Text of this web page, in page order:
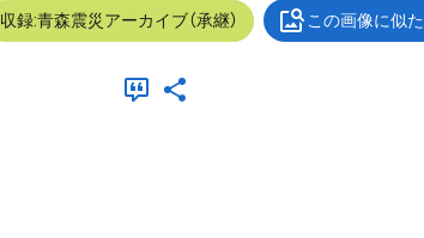
収録:青森震災アーカイブ（承継） この画像に似